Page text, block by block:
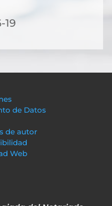
19
de Datos
de autor
Web